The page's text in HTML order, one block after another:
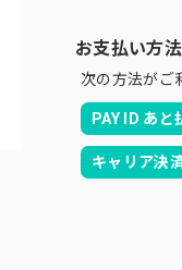
お支払い方
次の方法がご
PAY ID あと
キャリア決